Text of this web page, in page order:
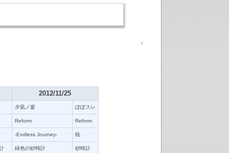
↑
2012/11/25
夕凪ノ宴 ぽぽスレ
Reform Reform
-Endless Journey- 暁
緑色の砂時計 砂時計